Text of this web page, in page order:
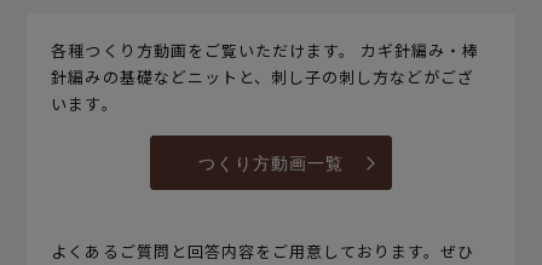
各種つくり方動画をご覧いただけます。 カギ針編み・棒
針編みの基礎などニットと、刺し子の刺し方などがござ
います。
つくり方動画一覧
よくあるご質問と回答内容をご用意しております。ぜひ